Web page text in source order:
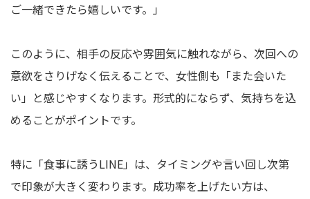
ご一緒できたら嬉しいです。」
このように、相手の反応や雰囲気に触れながら、次回への
意欲をさりげなく伝えることで、女性側も「また会いた
い」と感じやすくなります。形式的にならず、気持ちを込
めることがポイントです。
特に「食事に誘うLINE」は、タイミングや言い回し次第
で印象が大きく変わります。成功率を上げたい方は、